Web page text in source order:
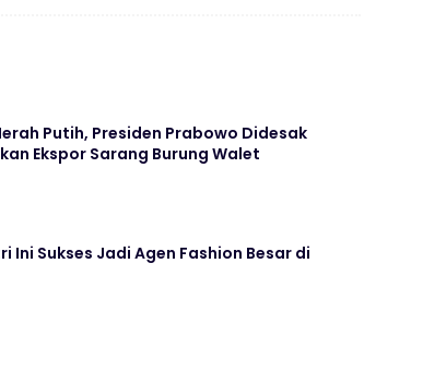
Putih, Presiden Prabowo Didesak
Ekspor Sarang Burung Walet
Ini Sukses Jadi Agen Fashion Besar di